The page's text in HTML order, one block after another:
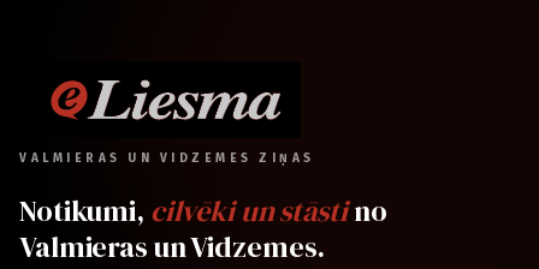
VALMIERAS UN VIDZEMES ZIŅAS
Notikumi, cilvēki un stāstino
Valmieras un Vidzemes.